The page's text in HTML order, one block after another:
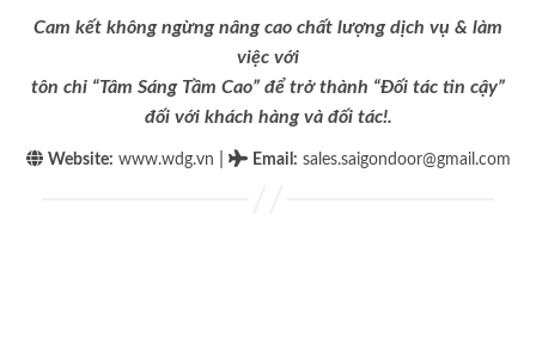
Cam kết không ngừng nâng cao chất lượng dịch vụ & làm
việc với
tôn chỉ “Tâm Sáng Tầm Cao” để trở thành “Đối tác tin cậy”
đối với khách hàng và đối tác!.
Website: www.wdg.vn Email : sales.saigondoor@gmail.com